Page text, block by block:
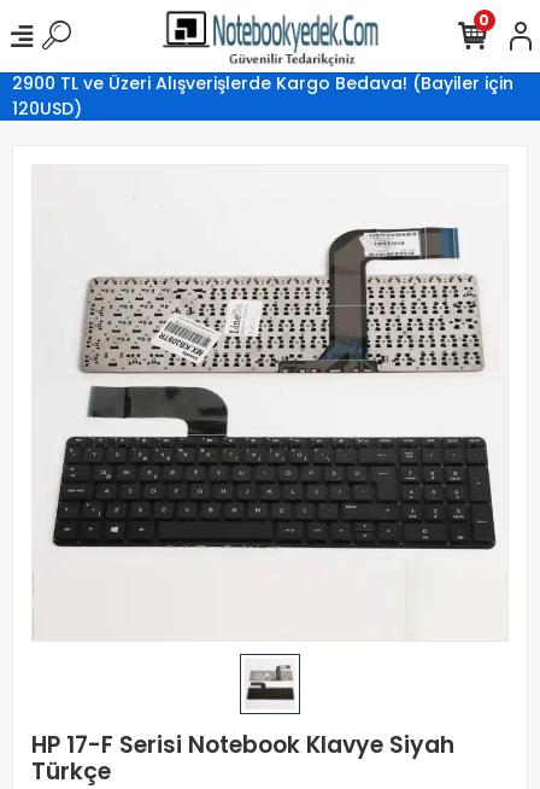
2900 TL ve Üzeri Alışverişlerde Kargo Bedava! (Bayiler için
120USD)
0
HP 17-F Serisi Notebook Klavye Siyah
Türkçe